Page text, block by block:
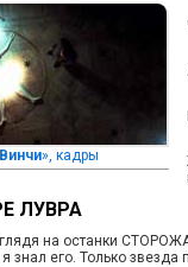
», кадры
ЛУВРА
на останки СТОРОЖА,
его. Только звезда